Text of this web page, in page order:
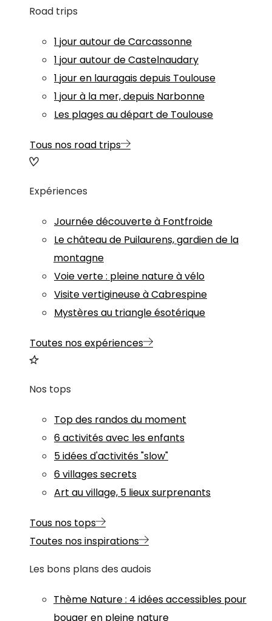
Road trips
1 jour autour de Carcassonne
1 jour autour de Castelnaudary
1 jour en lauragais depuis Toulouse
1 jour à la mer, depuis Narbonne
Les plages au départ de Toulouse
Tous nos road trips
Expériences
Journée découverte à Fontfroide
Le château de Puilaurens, gardien de la
montagne
Voie verte : pleine nature à vélo
Visite vertigineuse à Cabrespine
Mystères au triangle ésotérique
Toutes nos expériences
Nos tops
Top des randos du moment
6 activités avec les enfants
5 idées d'activités "slow"
6 villages secrets
Art au village, 5 lieux surprenants
Tous nos tops
Toutes nos inspirations
Les bons plans des audois
Thème Nature: 4 idées accessibles pour
bouger en pleine nature